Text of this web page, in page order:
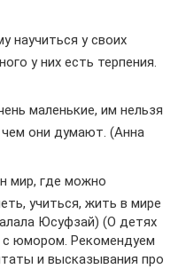
научиться у своих
у них есть терпения.
маленькие, им нельзя
они думают. (Анна
мир, где можно
учиться, жить в мире
Юсуфзай) (О детях
юмором. Рекомендуем
и высказывания про